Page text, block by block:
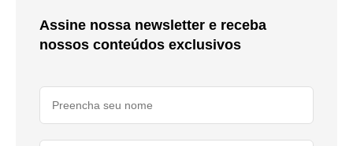
Assine nossa newsletter e receba
nossos conteúdos exclusivos